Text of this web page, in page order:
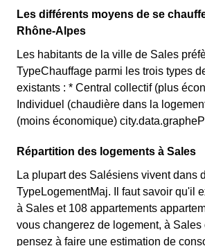
Les différents moyens de se
Rhône-Alpes
Les habitants de la ville de Sales
TypeChauffage parmi les trois types
existants : * Central collectif (plus
Individuel (chaudière dans la
(moins économique)
Répartition des logements à Sales
La plupart des Salésiens vivent dans
TypeLogementMaj. Il faut savoir qu'il
à Sales et 108 appartements
vous changerez de logement, à Sales
pensez à faire une estimation de